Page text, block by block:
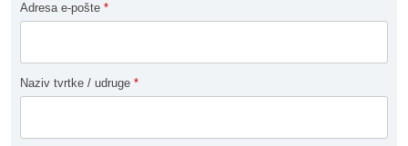
Adresa e-pošte *
Naziv tvrtke / udruge *